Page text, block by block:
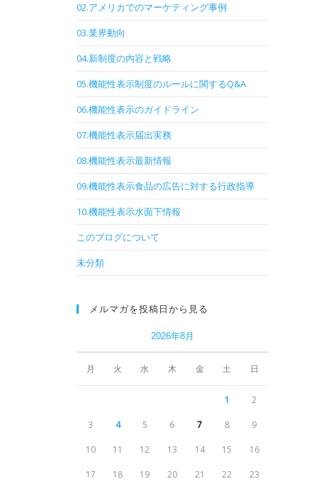
02.アメリカでのマーケティング事例
03.業界動向
04.新制度の内容と戦略
05.機能性表示制度のルールに関するQ&A
06.機能性表示のガイドライン
07.機能性表示届出実務
08.機能性表示最新情報
09.機能性表示食品の広告に対する行政指導
10.機能性表示水面下情報
このブログについて
未分類
メルマガを投稿日から見る
2026年8月
月 火 水 木 金 土 日
1 2
3 4 5 6 7 8 9
10 11 12 13 14 15 16
17 18 19 20 21 22 23